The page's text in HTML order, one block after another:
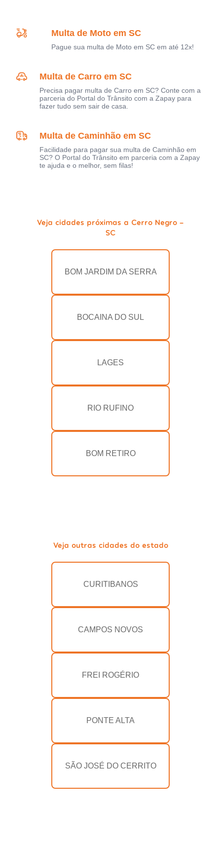
Multa de Moto em SC
Pague sua multa de Moto em SC em até 12x!
Multa de Carro em SC
Precisa pagar multa de Carro em SC? Conte com a
parceria do Portal do Trânsito com a Zapay para
fazer tudo sem sair de casa.
Multa de Caminhão em SC
Facilidade para pagar sua multa de Caminhão em
SC? O Portal do Trânsito em parceria com a Zapay
te ajuda e o melhor, sem filas!
Veja cidades próximas a Cerro Negro -
SC
BOM JARDIM DA SERRA
BOCAINA DO SUL
LAGES
RIO RUFINO
BOM RETIRO
Veja outras cidades do estado
CURITIBANOS
CAMPOS NOVOS
FREI ROGÉRIO
PONTE ALTA
SÃO JOSÉ DO CERRITO